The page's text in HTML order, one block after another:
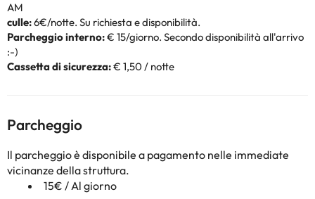
AM
culle:6€/notte. Su richiesta e disponibilità.
Parcheggio interno:€ 15/giorno. Secondo disponibilità all'arrivo
:-)
Cassetta di sicurezza:€ 1,50 / notte
Parcheggio
Il parcheggio è disponibile a pagamento nelle immediate
vicinanze della struttura.
15€ / Al giorno